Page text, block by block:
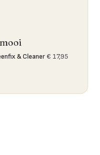
& Cleaner€ 17,95